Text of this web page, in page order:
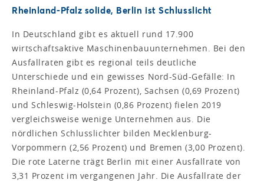
Rheinland-Pfalz solide, Berlin ist Schlusslicht
In Deutschland gibt es aktuell rund 17.900
wirtschaftsaktive Maschinenbauunternehmen. Bei den
Ausfallraten gibt es regional teils deutliche
Unterschiede und ein gewisses Nord-Süd-Gefälle: In
Rheinland-Pfalz (0,64 Prozent), Sachsen (0,69 Prozent)
und Schleswig-Holstein (0,86 Prozent) fielen 2019
vergleichsweise wenige Unternehmen aus. Die
nördlichen Schlusslichter bilden Mecklenburg-
Vorpommern (2,56 Prozent) und Bremen (3,00 Prozent).
Die rote Laterne trägt Berlin mit einer Ausfallrate von
3,31 Prozent im vergangenen Jahr. Die Ausfallrate der